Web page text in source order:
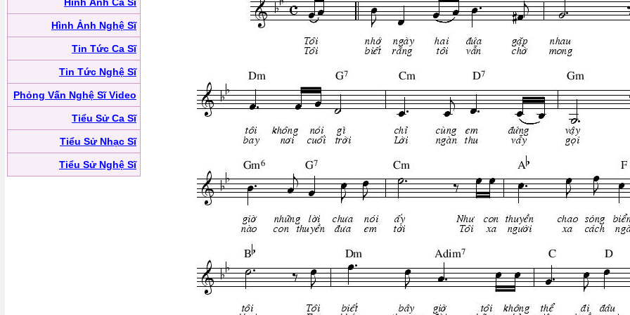
Hình Ảnh Nghệ Sĩ
Tin Tức Ca Sĩ
Tin Tức Nghệ Sĩ
Phỏng Vấn Nghệ Sĩ Video
Tiểu Sử Ca Sĩ
Tiểu Sử Nhạc Sĩ
Tiểu Sử Nghệ Sĩ